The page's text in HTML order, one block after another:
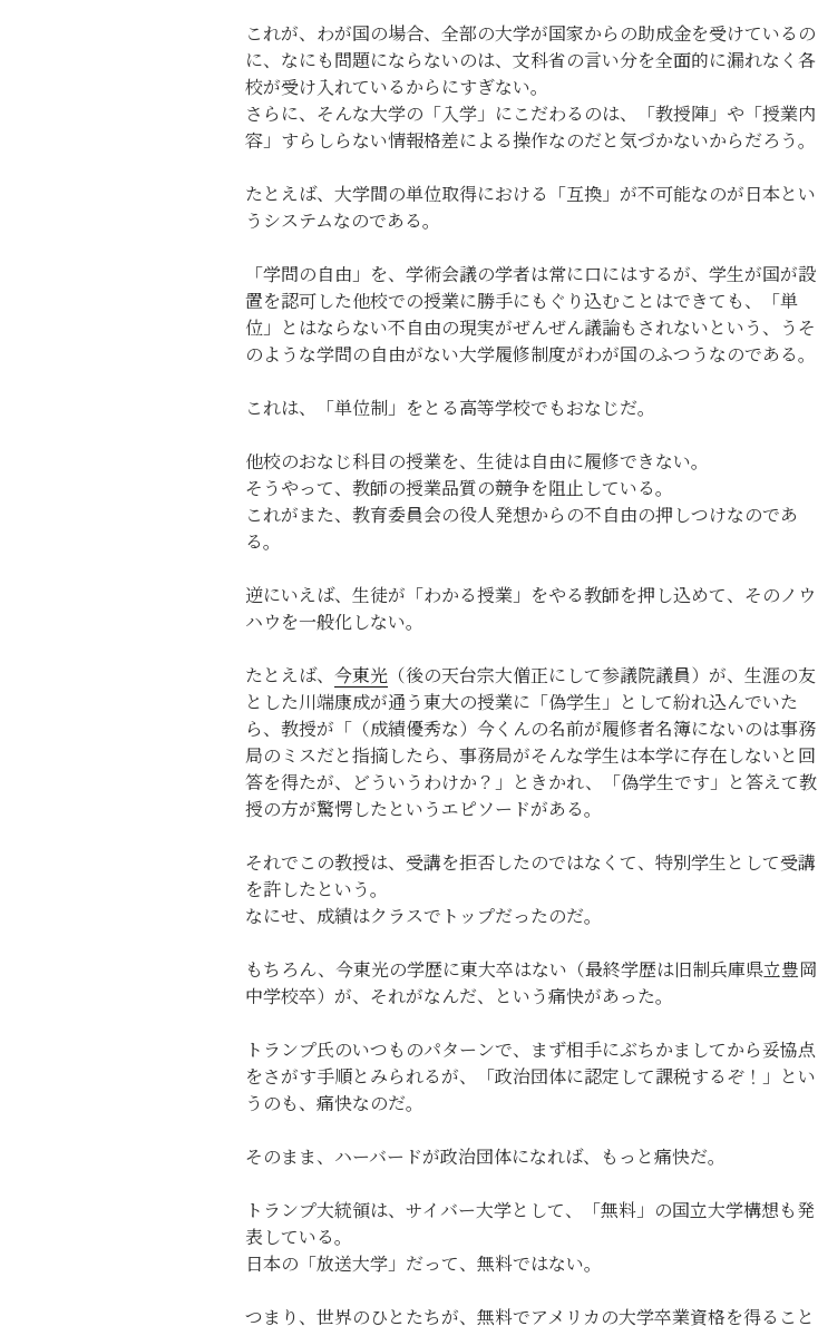
これが、わが国の場合、全部の大学が国家からの助成金を受けているの
に、なにも問題にならないのは、文科省の言い分を全面的に漏れなく各
校が受け入れているからにすぎない。
さらに、そんな大学の「入学」にこだわるのは、「教授陣」や「授業内
容」すらしらない情報格差による操作なのだと気づかないからだろう。
たとえば、大学間の単位取得における「互換」が不可能なのが日本とい
うシステムなのである。
「学問の自由」を、学術会議の学者は常に口にはするが、学生が国が設
置を認可した他校での授業に勝手にもぐり込むことはできても、「単
位」とはならない不自由の現実がぜんぜん議論もされないという、うそ
のような学問の自由がない大学履修制度がわが国のふつうなのである。
これは、「単位制」をとる高等学校でもおなじだ。
他校のおなじ科目の授業を、生徒は自由に履修できない。
そうやって、教師の授業品質の競争を阻止している。
これがまた、教育委員会の役人発想からの不自由の押しつけなのであ
る。
逆にいえば、生徒が「わかる授業」をやる教師を押し込めて、そのノウ
ハウを一般化しない。
たとえば、 今東光 （後の天台宗大僧正にして参議院議員）が、生涯の友
とした川端康成が通う東大の授業に「偽学生」として紛れ込んでいた
ら、教授が「（成績優秀な）今くんの名前が履修者名簿にないのは事務
局のミスだと指摘したら、事務局がそんな学生は本学に存在しないと回
答を得たが、どういうわけか？」ときかれ、「偽学生です」と答えて教
授の方が驚愕したというエピソードがある。
それでこの教授は、受講を拒否したのではなくて、特別学生として受講
を許したという。
なにせ、成績はクラスでトップだったのだ。
もちろん、今東光の学歴に東大卒はない（最終学歴は旧制兵庫県立豊岡
中学校卒）が、それがなんだ、という痛快があった。
トランプ氏のいつものパターンで、まず相手にぶちかましてから妥協点
をさがす手順とみられるが、「政治団体に認定して課税するぞ！」とい
うのも、痛快なのだ。
そのまま、ハーバードが政治団体になれば、もっと痛快だ。
トランプ大統領は、サイバー大学として、「無料」の国立大学構想も発
表している。
日本の「放送大学」だって、無料ではない。
つまり、世界のひとたちが、無料でアメリカの大学卒業資格を得ること